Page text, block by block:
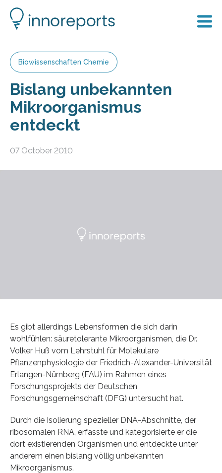
Biowissenschaften Chemie
Bislang unbekannten
Mikroorganismus
entdeckt
07 October 2010
Es gibt allerdings Lebensformen die sich darin
wohlfühlen: säuretolerante Mikroorganismen, die Dr.
Volker Huß vom Lehrstuhl für Molekulare
Pflanzenphysiologie der Friedrich-Alexander-Universität
Erlangen-Nürnberg (FAU) im Rahmen eines
Forschungsprojekts der Deutschen
Forschungsgemeinschaft (DFG) untersucht hat.
Durch die Isolierung spezieller DNA-Abschnitte, der
ribosomalen RNA, erfasste und kategorisierte er die
dort existierenden Organismen und entdeckte unter
anderem einen bislang völlig unbekannten
Mikroorganismus.